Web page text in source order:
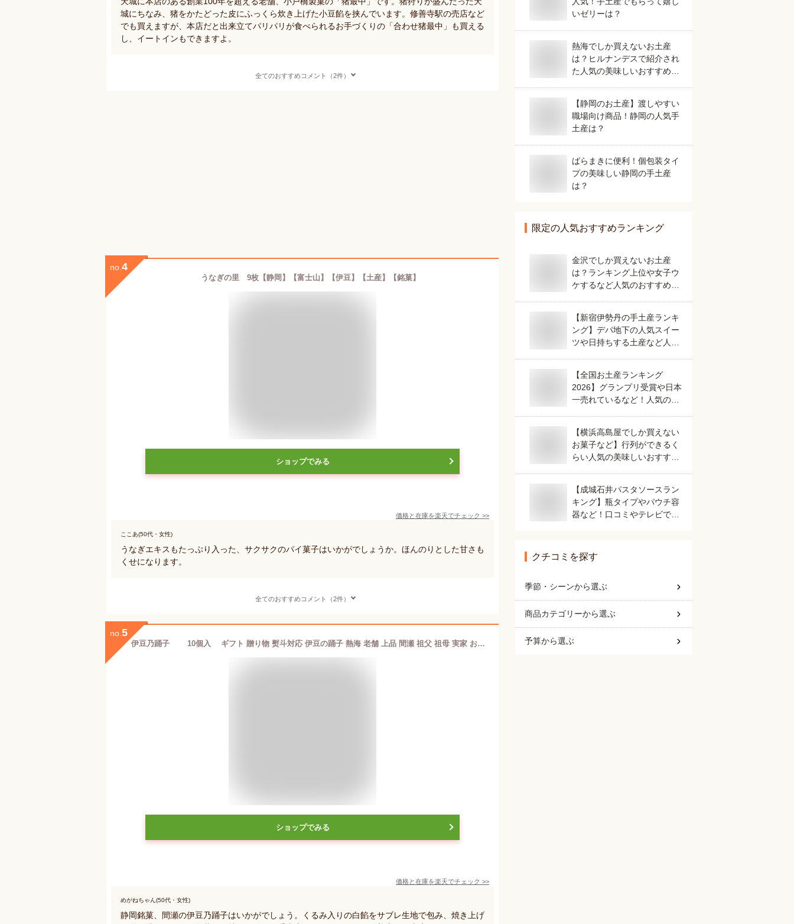
城にちなみ、猪をかたどった皮にふっくら炊き上げた小豆餡を挟んでいます。修善寺駅の売店など
でも買えますが、本店だと出来立てパリパリが食べられるお手づくりの「合わせ猪最中」も買える
し、イートインもできますよ。
全てのおすすめコメント（2件）
no. 4
うなぎの里 9枚【静岡】【富士山】【伊豆】【土産】【銘菓】
ショップでみる
価格と在庫を楽天でチェック >>
ここあ(50代・女性)
うなぎエキスもたっぷり入った、サクサクのパイ菓子はいかがでしょうか。ほんのりとした甘さも
くせになります。
全てのおすすめコメント（2件）
no. 5
伊豆乃踊子 10個入 ギフト 贈り物 熨斗対応 伊豆の踊子 熱海 老舗 上品 間瀬 祖父 祖母 実家 お土産 和菓子 伊豆 名作菓子 焼き菓子 土産菓子 楽ギフ_包装 楽ギフ_のし 楽ギフ_のし宛書 ご挨拶 敬老の日 誕生日祝い お歳暮 御年賀 記念品 食品【10P18Jun16】
ショップでみる
価格と在庫を楽天でチェック >>
めがねちゃん(50代・女性)
静岡銘菓、間瀬の伊豆乃踊子はいかがでしょう。くるみ入りの白餡をサブレ生地で包み、焼き上げ
いゼリーは？
熱海でしか買えないお土産
は？ヒルナンデスで紹介され
た人気の美味しいおすすめ
【静岡のお土産】渡しやすい
職場向け商品！静岡の人気手
土産は？
ばらまきに便利！個包装タイ
プの美味しい静岡の手土産
は？
限定の人気おすすめランキング
金沢でしか買えないお土産
は？ランキング上位や女子ウ
ケするなど人気のおすすめを
【新宿伊勢丹の手土産ランキ
ング】デパ地下の人気スイー
ツや日持ちする土産など人気
【全国お土産ランキング
2026】グランプリ受賞や日本
一売れているなど！人気のご
【横浜高島屋でしか買えない
お菓子など】行列ができるく
らい人気の美味しいおすすめ
【成城石井パスタソースラン
キング】瓶タイプやパウチ容
器など！口コミやテレビで話
クチコミを探す
季節・シーンから選ぶ
商品カテゴリーから選ぶ
予算から選ぶ